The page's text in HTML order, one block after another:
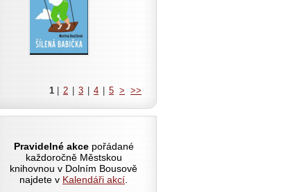
1 2 3 4 5 > >>
Pravidelné akcepořádané
každoročně Městskou
knihovnou v Dolním Bousově
najdete v Kalendáři akcí